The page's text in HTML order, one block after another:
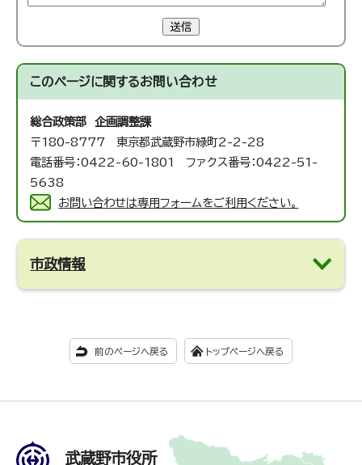
送信
このページに関するお問い合わせ
総合政策部 企画調整課
〒180-8777 東京都武蔵野市緑町2-2-28
電話番号：0422-60-1801 ファクス番号：0422-51-
5638
お問い合わせは専用フォームをご利用ください。
市政情報
前のページへ戻る トップページへ戻る
武蔵野市役所